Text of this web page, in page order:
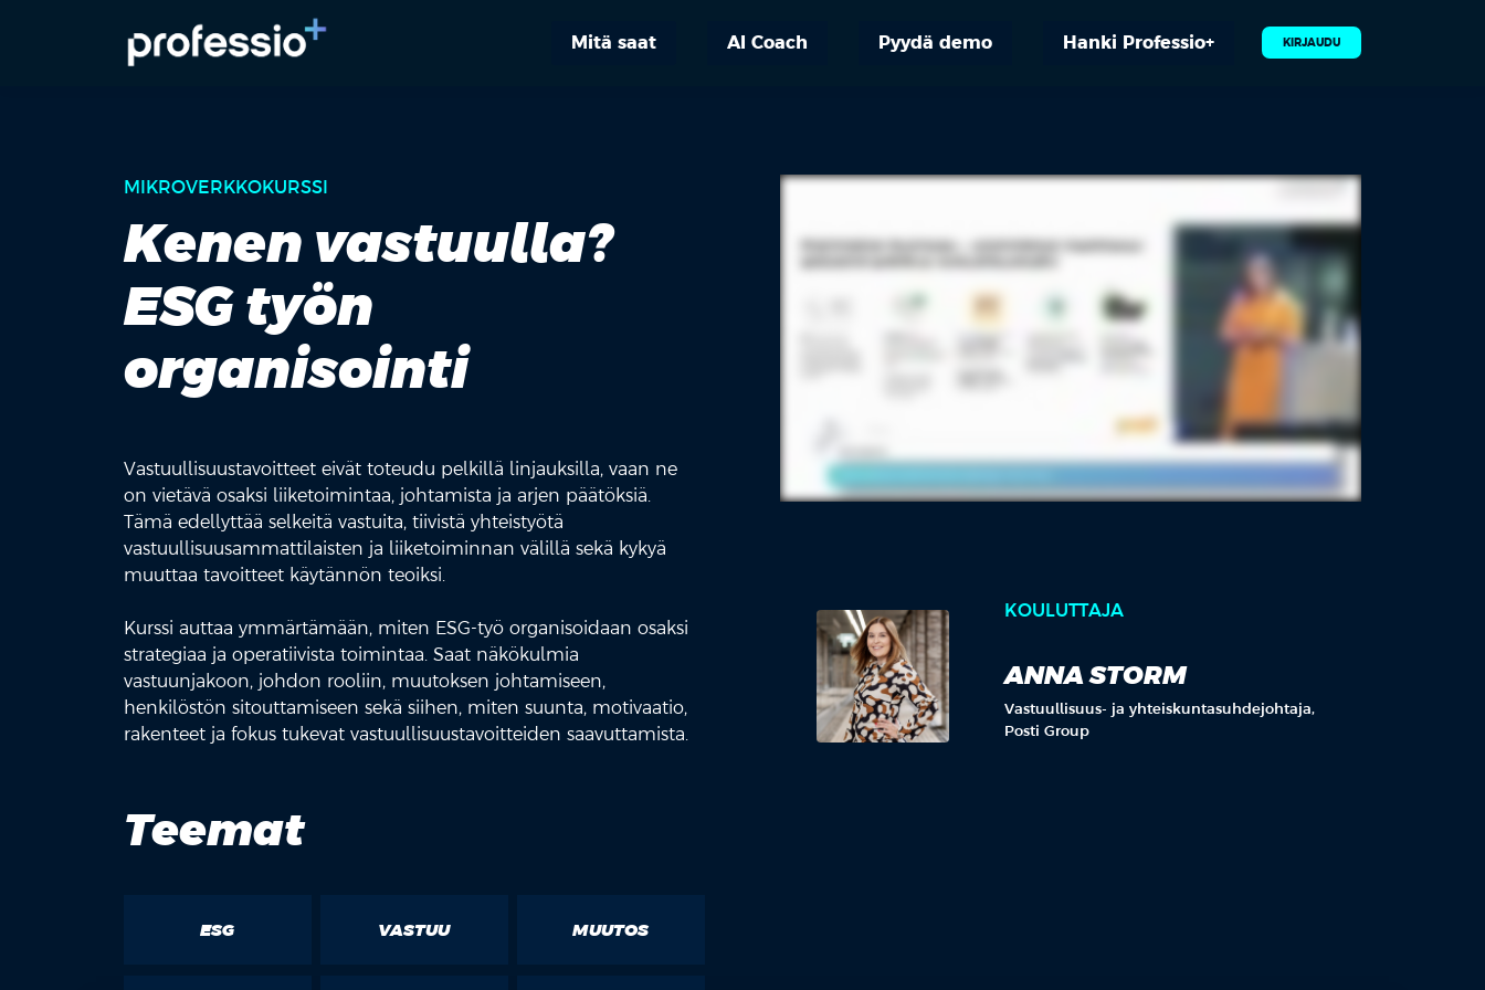
Mitä saat AI Coach Pyydä demo Hanki Professio+ KIRJAUDU
MIKROVERKKOKURSSI
Kenen vastuulla?
ESG työn
organisointi
Vastuullisuustavoitteet eivät toteudu pelkillä linjauksilla, vaan ne
on vietävä osaksi liiketoimintaa, johtamista ja arjen päätöksiä.
Tämä edellyttää selkeitä vastuita, tiivistä yhteistyötä
vastuullisuusammattilaisten ja liiketoiminnan välillä sekä kykyä
muuttaa tavoitteet käytännön teoiksi.
Kurssi auttaa ymmärtämään, miten ESG-työ organisoidaan osaksi
strategiaa ja operatiivista toimintaa. Saat näkökulmia
vastuunjakoon, johdon rooliin, muutoksen johtamiseen,
henkilöstön sitouttamiseen sekä siihen, miten suunta, motivaatio,
rakenteet ja fokus tukevat vastuullisuustavoitteiden saavuttamista.
Teemat
ESG VASTUU MUUTOS
KOULUTTAJA
ANNA STORM
Vastuullisuus- ja yhteiskuntasuhdejohtaja,
Posti Group